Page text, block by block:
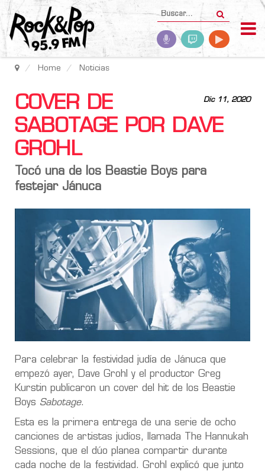
Home Noticias
Dic 11, 2020
COVER DE
SABOTAGE POR DAVE
GROHL
Tocó una de los Beastie Boys para
festejar Jánuca
Para celebrar la festividad judía de Jánuca que
empezó ayer, Dave Grohl y el productor Greg
Kurstin publicaron un cover del hit de los Beastie
Boys Sabotage.
Esta es la primera entrega de una serie de ocho
canciones de artistas judíos, llamada The Hannukah
Sessions, que el dúo planea compartir durante
cada noche de la festividad. Grohl explicó que junto